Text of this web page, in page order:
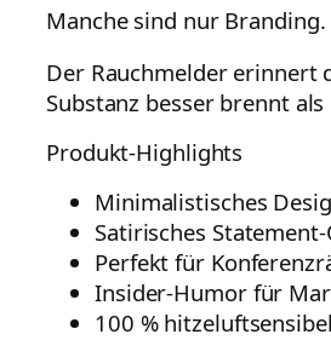
Manche sind nur Branding.
Der Rauchmelder erinnert
Substanz besser brennt
Produkt-Highlights
Minimalistisches
Satirisches
Perfekt für
Insider-Humor für
100 %